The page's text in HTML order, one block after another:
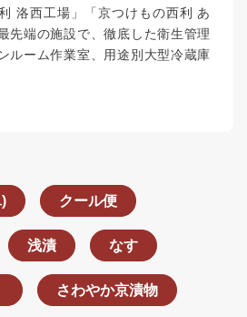
洛西工場」「京つけもの西利 あ
先端の施設で、徹底した衛生管理
ルーム作業室、用途別大型冷蔵庫
クール便
浅漬 なす
さわやか京漬物